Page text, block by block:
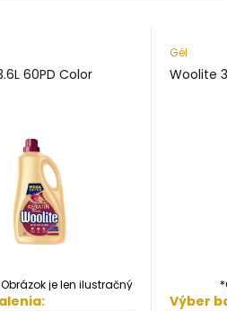
60PD Color
je len ilustračný
Gél
Woolite
Výber